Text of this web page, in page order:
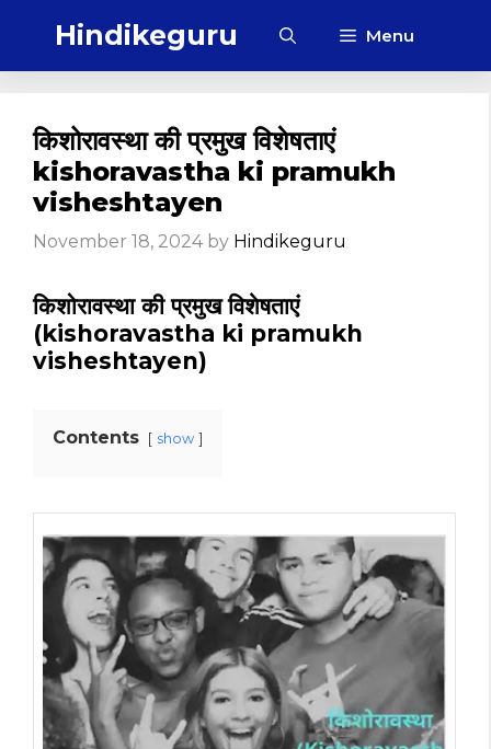
Hindikeguru Menu
किशोरावस्था की प्रमुख विशेषताएं
kishoravastha ki pramukh
visheshtayen
November 18, 2024 by Hindikeguru
किशोरावस्था की प्रमुख विशेषताएं
(kishoravastha ki pramukh
visheshtayen)
Contents show